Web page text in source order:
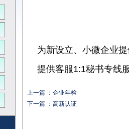
为新设立、小微企业
提供客服1:1秘书专线
上一篇 ： 企业年检
下一篇 ： 高新认证